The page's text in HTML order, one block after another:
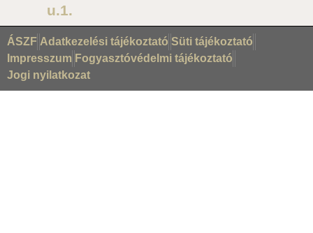
u.1.
ÁSZF Adatkezelési tájékoztató Süti tájékoztató
Impresszum Fogyasztóvédelmi tájékoztató
Jogi nyilatkozat